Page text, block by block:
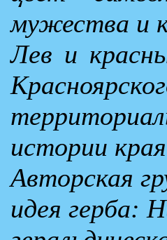
мужества и
Лев и
истории
Авторская
идея герба: